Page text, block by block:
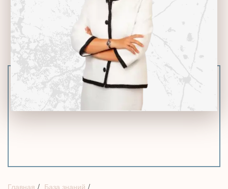
Главная
База знаний